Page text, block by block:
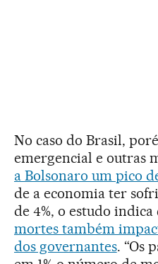
No caso do Brasil,
emergencial e outras
a Bolsonaro um pico
de a economia ter
de 4%, o estudo indica
mortes também
dos governantes. “Os